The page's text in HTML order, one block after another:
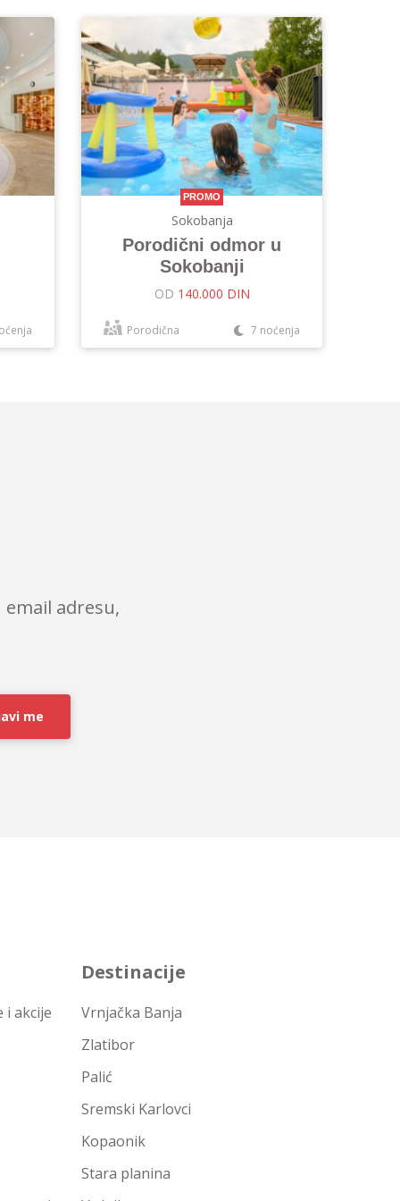
PROMO
Sokobanja
Porodični odmor u
Sokobanji
OD 140.000 DIN
Porodična 7 noćenja
adresu,
me
i akcije
Destinacije
Vrnjačka Banja
Zlatibor
Palić
Sremski Karlovci
Kopaonik
Stara planina